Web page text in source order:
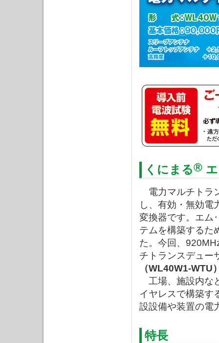
くにまる®
電力マルチトラ
し、有効・無効電
変換器です。エム
テムを構築するた
た。今回、
チトランスデュー
（WL40W1-WTU
工場、施設内な
イヤレスで構築す
設設備や装置の電
特長